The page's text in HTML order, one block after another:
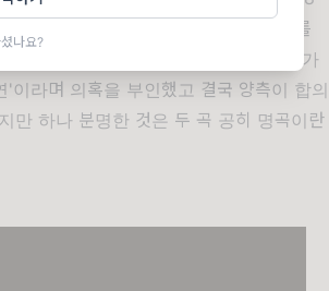
나요?
차트 1위, 그래미 시상식 '올해의 노래'를
와의 표절 시비였다. 두 곡의 멜로디가
이라며 의혹을 부인했고 결국 양측이 합의
만 하나 분명한 것은 두 곡 공히 명곡이란